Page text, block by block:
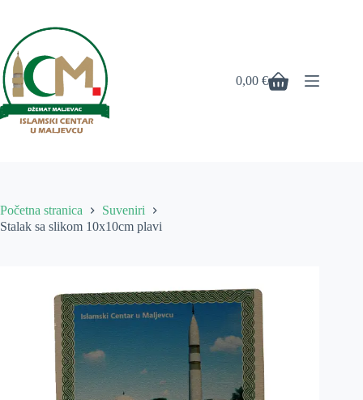
sadržaj
Košarica
0,00€
Početna stranica
Suveniri
Stalak sa slikom 10x10cm plavi